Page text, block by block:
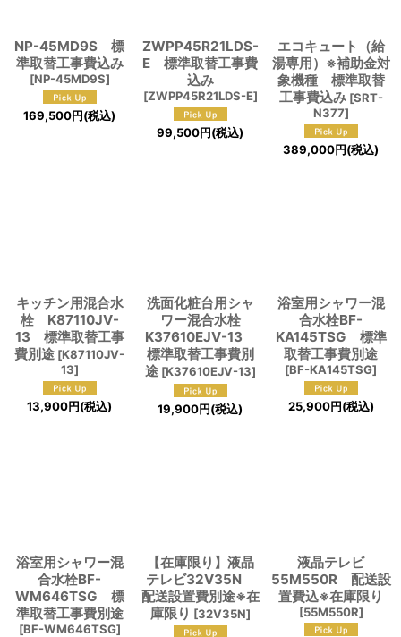
NP-45MD9S 標
準取替工事費込み
[NP-45MD9S]
169,500円(税込)
ZWPP45R21LDS-
E 標準取替工事費
込み
[ZWPP45R21LDS-E]
99,500円(税込)
エコキュート（給
湯専用）※補助金対
象機種 標準取替
工事費込み [SRT-
N377]
389,000円(税込)
キッチン用混合水
栓 K87110JV-
13 標準取替工事
費別途 [K87110JV-
13]
13,900円(税込)
洗面化粧台用シャ
ワー混合水栓
K37610EJV-13
標準取替工事費別
途 [K37610EJV-13]
19,900円(税込)
浴室用シャワー混
合水栓BF-
KA145TSG 標準
取替工事費別途
[BF-KA145TSG]
25,900円(税込)
浴室用シャワー混
合水栓BF-
WM646TSG 標
準取替工事費別途
[BF-WM646TSG]
【在庫限り】液晶
テレビ32V35N
配送設置費別途※在
庫限り [32V35N]
液晶テレビ
55M550R 配送設
置費込※在庫限り
[55M550R]